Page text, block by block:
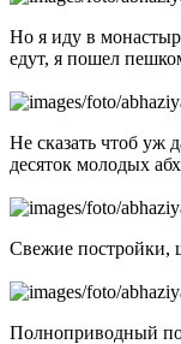
Но я иду в
едут, я пошел
Не сказать чтоб уж
десяток молодых
Свежие постройки,
Полноприводный